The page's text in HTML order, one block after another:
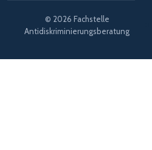
© 2026 Fachstelle
Antidiskriminierungsberatung